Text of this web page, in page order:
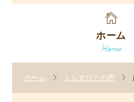
ホーム
Home
ホーム くらすひとの声